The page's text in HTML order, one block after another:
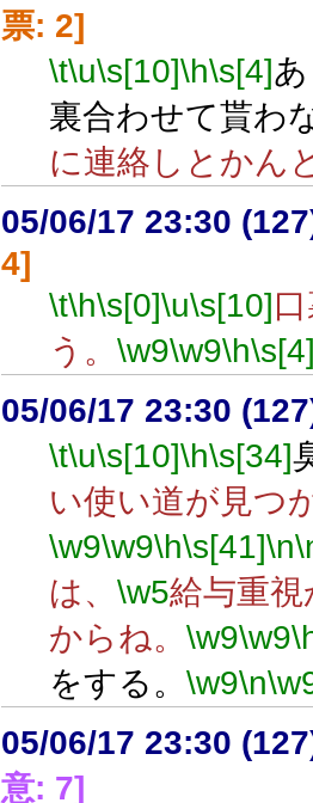
票: 2]
\t\u\s[10]\h\s[4]
裏合わせて貰
に連絡しとかん
05/06/17 23:30
4]
\t\h\s[0]\u\s[10]
う。 \w9\w9\h
05/06/17 23:30
\t\u\s[10]\h\s[34]
い使い道が見つ
\w9\w9\h\s[41]\n
は、 \w5給与重
からね。 \w9\w9
をする。 \w9\n
05/06/17 23:30
意: 7]